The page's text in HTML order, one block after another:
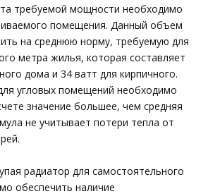
требуемой мощности необходимо
помещения. Данный объем
на среднюю норму, требуемую для
метра жилья, которая составляет
дома и 34 ватт для кирпичного.
угловых помещений необходимо
значение большее, чем средняя
не учитывает потери тепла от
радиатор для самостоятельного
обеспечить наличие